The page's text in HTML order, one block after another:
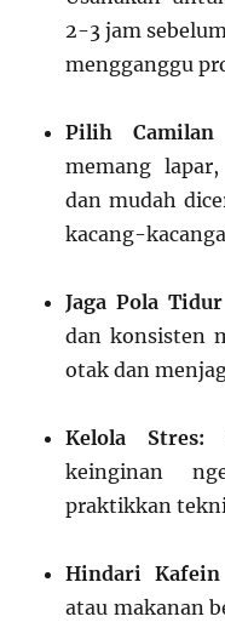
2-3 jam
mengganggu
Pilih
memang
dan mudah
kacang-
Jaga Pola
dan konsisten
otak dan
Kelola Stres:
keinginan
praktikkan
Hindari Kafein
atau makanan